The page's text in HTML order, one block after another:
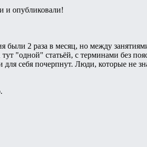
и опубликовали!
были 2 раза в месяц, но между
"одной" статьёй, с терминами без
для себя почерпнут. Люди, которые не